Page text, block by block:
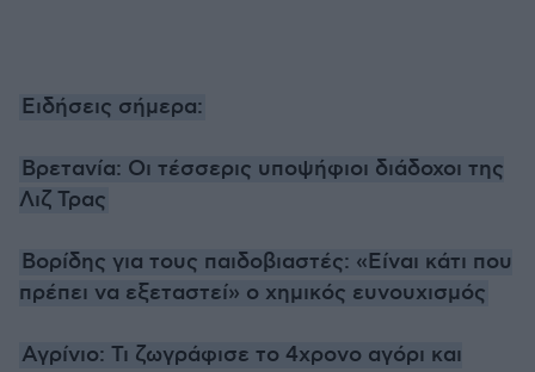
Ειδήσεις σήμερα:
Βρετανία: Οι τέσσερις υποψήφιοι διάδοχοι της
Λιζ Τρας
Βορίδης για τους παιδοβιαστές: «Είναι κάτι που
πρέπει να εξεταστεί» ο χημικός ευνουχισμός
Αγρίνιο: Τι ζωγράφισε το 4χρονο αγόρι και